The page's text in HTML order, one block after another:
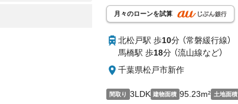
月々のローンを試算
北松戸駅 歩10分 （常磐緩行線）
馬橋駅 歩18分 （流山線など）
千葉県松戸市新作
間取り 3LDK 建物面積 95.23m² 土地面積